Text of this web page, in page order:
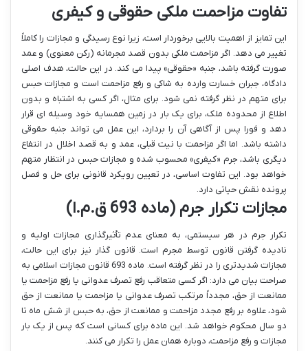
تفاوت مزاحمت ملکی حقوقی و کیفری
این تمایز از اهمیت بالایی برخوردار است، زیرا نوع رسیدگی و مجازات را کاملاً
تغییر می دهد. اگر مزاحمت ملکی بدون قصد مجرمانه (رکن معنوی) و عمد
صورت گرفته باشد، جنبه «حقوقی» پیدا می کند. در این حالت، هدف اصلی
دادگاه، جبران خسارت وارده به شاکی و رفع مزاحمت است و مجازات حبس
برای متهم در نظر گرفته نمی شود. برای مثال، اگر کسی به اشتباه و بدون
اطلاع از محدوده ملک، برای یک بار در زمین همسایه خود وسیله ای قرار
دهد و فورا پس از آگاهی آن را بردارد، این عمل می تواند جنبه حقوقی
داشته باشد. اما اگر مزاحمت با نیت قبلی، عمد و به قصد اخلال در انتفاع
دیگری باشد، جرم «کیفری» محسوب شده و مجازات حبس در انتظار متهم
خواهد بود. این تفاوت اساسی، در تعیین رویکرد قانونی برای حل و فصل
پرونده نقش حیاتی دارد.
مجازات تکرار جرم (ماده 693 ق.م.ا)
تکرار جرم در هر سیستمی، به معنای عدم تأثیرگذاری مجازات اولیه و
نادیده گرفتن قانون توسط مجرم است. قانون گذار نیز برای این حالت،
مجازات شدیدتری را در نظر گرفته است. ماده 693 قانون مجازات اسلامی به
صراحت بیان می دارد: اگر کسی متعاقب رفع تصرف عدوانی یا رفع مزاحمت یا
ممانعت از حق، مجدداً مرتکب تصرف عدوانی یا مزاحمت یا ممانعت از حق
شود، علاوه بر رفع مجدد مزاحمت و ممانعت از حق، به حبس از شش ماه تا
دو سال محکوم خواهد شد. این ماده برای کسانی است که پس از یک بار
مجازات و رفع مزاحمت، دوباره همان عمل را تکرار می کنند.